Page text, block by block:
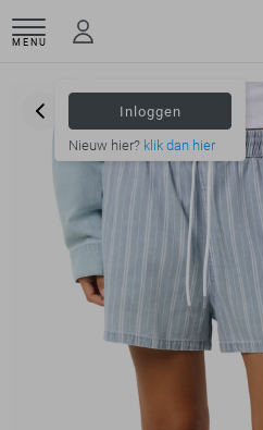
MENU
Inloggen
Nieuw hier? klik dan hier